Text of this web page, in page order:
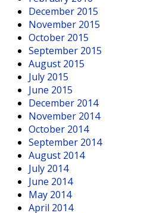
December 2015
November 2015
October 2015
September 2015
August 2015
July 2015
June 2015
December 2014
November 2014
October 2014
September 2014
August 2014
July 2014
June 2014
May 2014
April 2014